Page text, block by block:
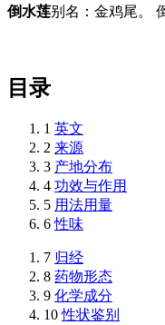
倒水莲别名：金鸡尾。
目录
1 英文
2 来源
3 产地分布
4 功效与作用
5 用法用量
6 性味
7 归经
8 药物形态
9 化学成分
10 性状鉴别